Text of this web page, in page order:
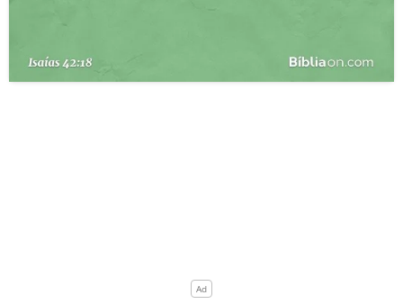
PERGUNTE À BÍBLIA IA